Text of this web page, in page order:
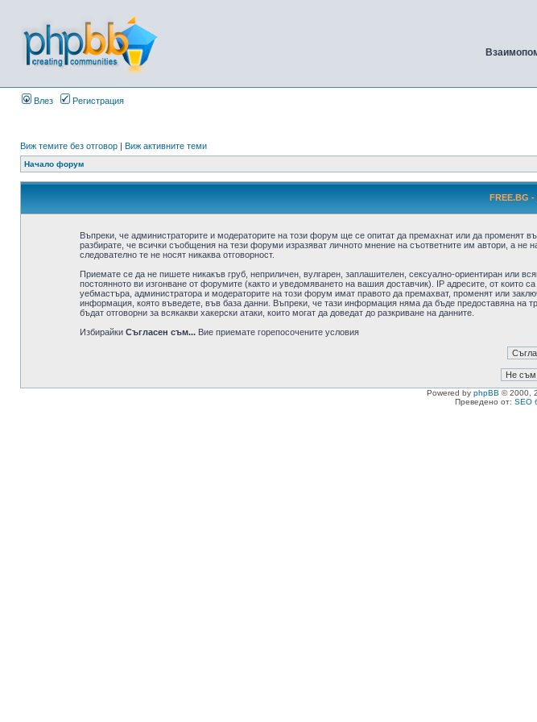
Влез Регистрация
Виж темите без отговор | Виж активните теми
Начало форум
FREE.BG -
Въпреки, че администраторите и модераторите на този форум ще се опитат да премахнат или да
разбирате, че всички съобщения на тези форуми изразяват личното мнение на съответните им автори, а
следователно те не носят никаква отговорност.
Приемате се да не пишете никакъв груб, неприличен, вулгарен, заплашителен, сексуално-ориентиран или
постоянното ви изгонване от форумите (както и уведомяването на вашия доставчик). IP адресите, от
уебмастъра, администратора и модераторите на този форум имат правото да премахват, променят или
информация, която въведете, във база данни. Въпреки, че тази информация няма да бъде предоставяна на
бъдат отговорни за всякакви хакерски атаки, които могат да доведат до разкриване на данните.
Избирайки Съгласен съм...Вие приемате горепосочените условия
Powered by phpBB © 2000,
Преведено от: SEO